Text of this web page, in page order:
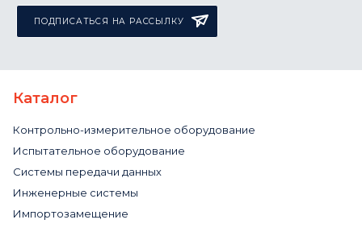
ПОДПИСАТЬСЯ НА РАССЫЛКУ
Каталог
Контрольно-измерительное оборудование
Испытательное оборудование
Системы передачи данных
Инженерные системы
Импортозамещение